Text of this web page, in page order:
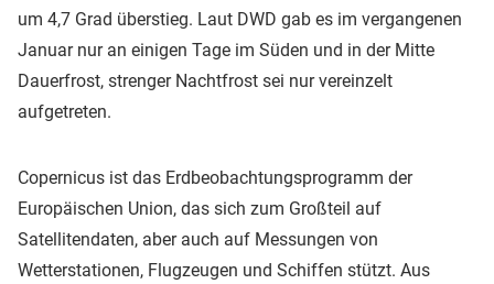
um 4,7 Grad überstieg. Laut DWD gab es im vergangenen
Januar nur an einigen Tage im Süden und in der Mitte
Dauerfrost, strenger Nachtfrost sei nur vereinzelt
aufgetreten.
Copernicus ist das Erdbeobachtungsprogramm der
Europäischen Union, das sich zum Großteil auf
Satellitendaten, aber auch auf Messungen von
Wetterstationen, Flugzeugen und Schiffen stützt. Aus